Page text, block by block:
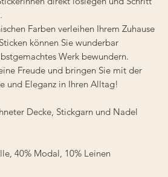
Farben verleihen Ihrem Zuhause
können Sie wunderbar
Werk bewundern.
Freude und bringen Sie mit der
und Eleganz in Ihren Alltag!
Decke, Stickgarn und Nadel
40% Modal, 10% Leinen